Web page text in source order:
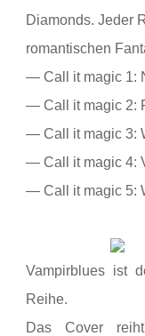
Diamonds. Jeder
romantischen
— Call it magic 1:
— Call it magic 2:
— Call it magic 3:
— Call it magic 4:
— Call it magic 5:
Vampirblues ist
Reihe.
Das Cover